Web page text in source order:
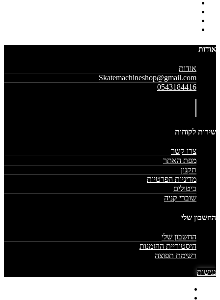
אודות
אודות
Skatemachineshop@gmail.com
0543184416
שירות לקוחות
צרו קשר
מפת האתר
תקנון
מדיניות הפרטיות
ביטולים
שוברי קניה
החשבון שלי
החשבון שלי
היסטוריית ההזמנות
רשימת תפוצה
נגישות